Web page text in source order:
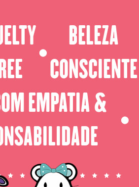
⬤
BELEZA
CONSCIENTE
EMPATIA &
⬤